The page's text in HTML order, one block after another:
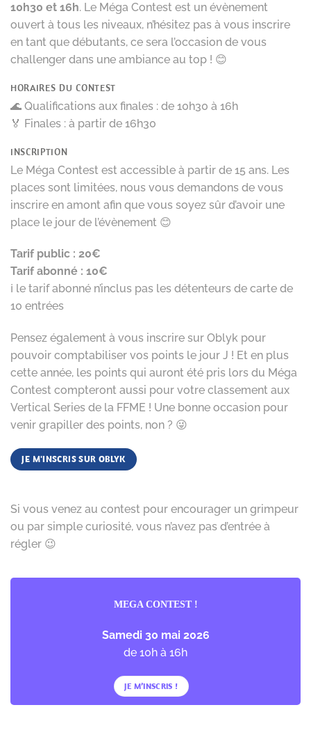
10h30 et 16h. Le Méga Contest est un évènement
ouvert à tous les niveaux, n’hésitez pas à vous inscrire
en tant que débutants, ce sera l’occasion de vous
challenger dans une ambiance au top ! 😊
HORAIRES DU CONTEST
🌊 Qualifications aux finales : de 10h30 à 16h
🏅 Finales : à partir de 16h30
INSCRIPTION
Le Méga Contest est accessible à partir de 15 ans. Les
places sont limitées, nous vous demandons de vous
inscrire en amont afin que vous soyez sûr d’avoir une
place le jour de l’évènement 😊
Tarif public : 20€
Tarif abonné : 10€
ℹ️ le tarif abonné n’inclus pas les détenteurs de carte de
10 entrées
Pensez également à vous inscrire sur Oblyk pour
pouvoir comptabiliser vos points le jour J ! Et en plus
cette année, les points qui auront été pris lors du Méga
Contest compteront aussi pour votre classement aux
Vertical Series de la FFME ! Une bonne occasion pour
venir grapiller des points, non ? 😜
JE M'INSCRIS SUR OBLYK
Si vous venez au contest pour encourager un grimpeur
ou par simple curiosité, vous n’avez pas d’entrée à
régler 😉
MEGA CONTEST !
Samedi 30 mai 2026
de 10h à 16h
JE M’INSCRIS !